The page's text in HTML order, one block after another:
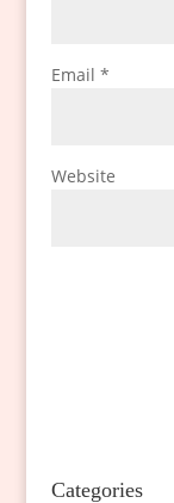
Email *
Website
Categories